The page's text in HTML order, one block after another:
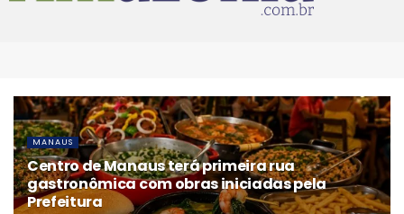
MANAUS
Centro de Manaus terá primeira rua
gastronômica com obras iniciadas pela
Prefeitura